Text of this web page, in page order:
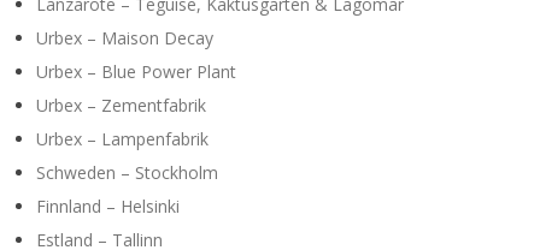
Urbex – Maison Decay
Urbex – Blue Power Plant
Urbex – Zementfabrik
Urbex – Lampenfabrik
Schweden – Stockholm
Finnland – Helsinki
Estland – Tallinn